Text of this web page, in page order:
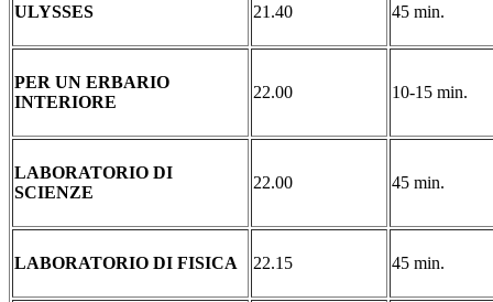
ULYSSES 21.40 45 min.
PER UN ERBARIO
INTERIORE
22.00 10-15 min.
LABORATORIO DI
SCIENZE
22.00 45 min.
LABORATORIO DI FISICA 22.15 45 min.